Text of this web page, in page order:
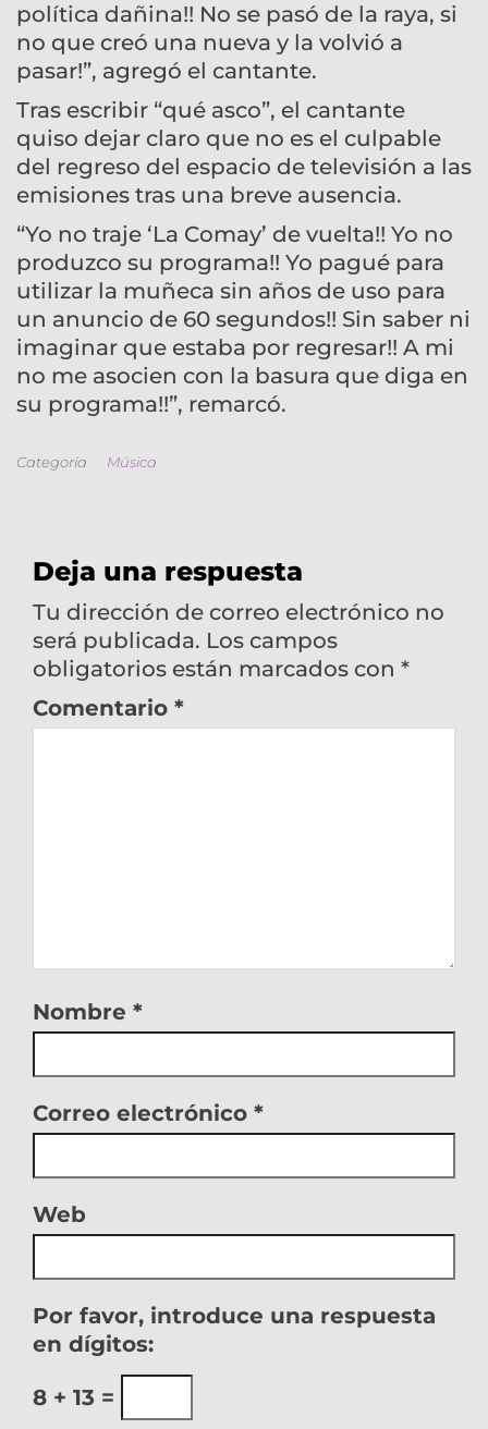
política dañina!! No se pasó de la raya, si
no que creó una nueva y la volvió a
pasar!”, agregó el cantante.
Tras escribir “qué asco”, el cantante
quiso dejar claro que no es el culpable
del regreso del espacio de televisión a las
emisiones tras una breve ausencia.
“Yo no traje ‘La Comay’ de vuelta!! Yo no
produzco su programa!! Yo pagué para
utilizar la muñeca sin años de uso para
un anuncio de 60 segundos!! Sin saber ni
imaginar que estaba por regresar!! A mi
no me asocien con la basura que diga en
su programa!!”, remarcó.
Categoría Música
Deja una respuesta
Tu dirección de correo electrónico no
será publicada. Los campos
obligatorios están marcados con *
Comentario *
Nombre *
Correo electrónico *
Web
Por favor, introduce una respuesta
en dígitos:
8 + 13 =